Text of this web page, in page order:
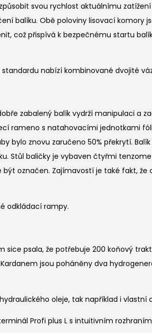
svou rychlost aktuálnímu
balíku. Obě poloviny lisovací
což přispívá k bezpečnému startu
nabízí kombinované dvojité
zabalený balík vydrží manipulaci
rameno s natahovacími jednotkami
bylo znovu zaručeno 50% překrytí.
Stůl baličky je vybaven čtyřmi
označen. Zajímavostí je také fakt,
odkládací rampy.
sice psala, že potřebuje 200 koňový
jsou poháněny dva
oleje, tak například i
Profi plus L s intuitivním